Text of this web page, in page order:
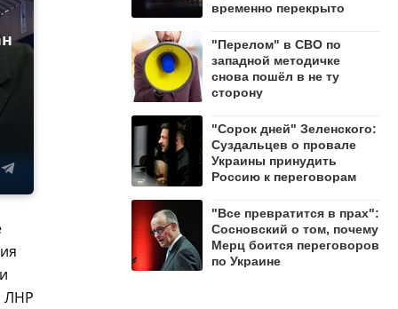
ЛНР
временно перекрыто
"Перелом" в СВО по
западной методичке
снова пошёл в не ту
сторону
"Сорок дней" Зеленского:
Суздальцев о провале
Украины принудить
Россию к переговорам
"Все превратится в прах":
Сосновский о том, почему
Мерц боится переговоров
по Украине